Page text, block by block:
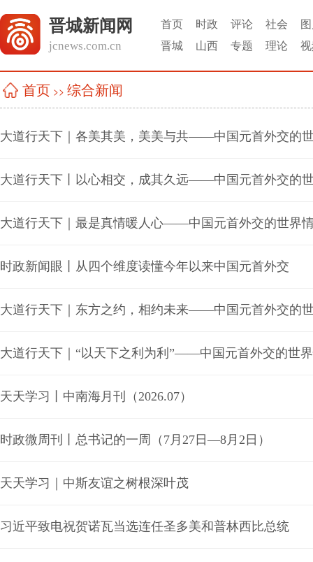
晋城新闻网
jcnews.com.cn
首页 时政 评论 社会
晋城
山西 专题 理论
首页 >> 综合新闻
大道行天下｜各美其美，美美与共——中国元首外交的
大道行天下丨以心相交，成其久远——中国元首外交的
大道行天下｜最是真情暖人心——中国元首外交的世界
时政新闻眼丨从四个维度读懂今年以来中国元首外交
大道行天下｜东方之约，相约未来——中国元首外交的
大道行天下｜“以天下之利为利”——中国元首外交的世
天天学习丨中南海月刊（2026.07）
时政微周刊丨总书记的一周（7月27日—8月2日）
天天学习｜中斯友谊之树根深叶茂
习近平致电祝贺诺瓦当选连任圣多美和普林西比总统